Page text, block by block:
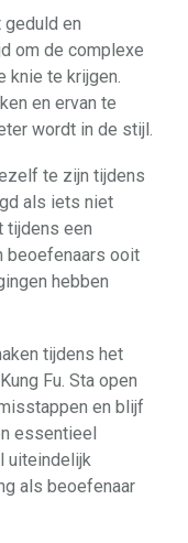
geduld en
om de complexe
knie te krijgen.
en ervan te
wordt in de stijl.
te zijn tijdens
als iets niet
tijdens een
beoefenaars ooit
hebben
tijdens het
Fu. Sta open
en blijf
essentieel
uiteindelijk
als beoefenaar